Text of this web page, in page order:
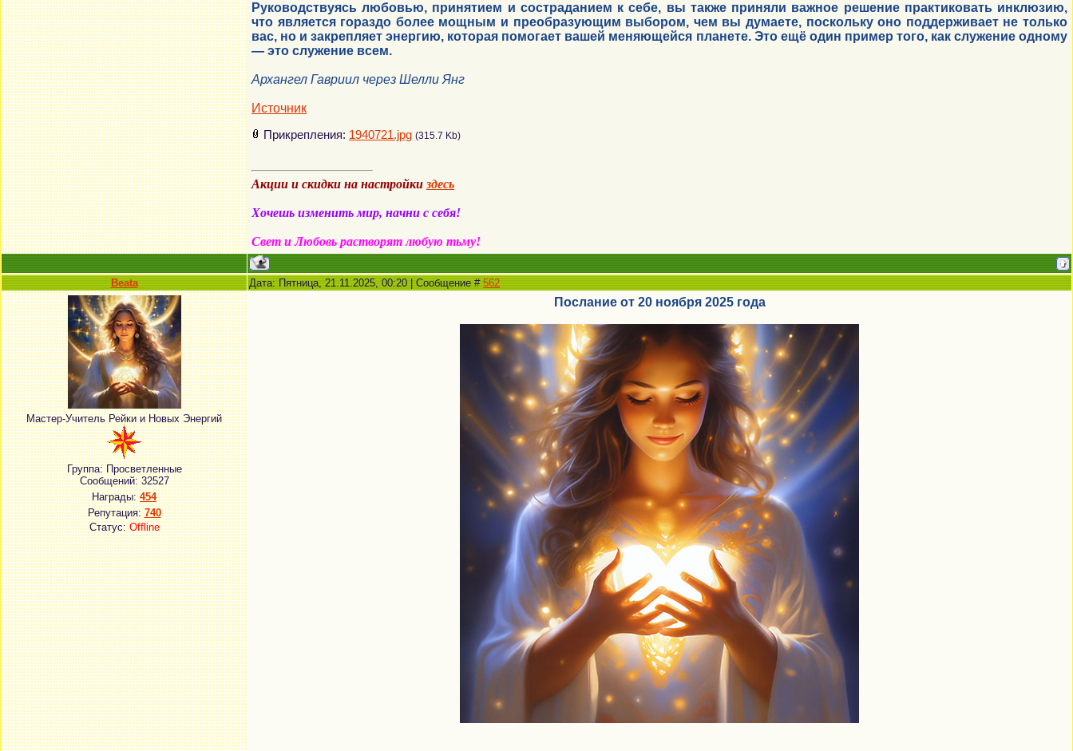
Руководствуясь любовью, принятием и состраданием к себе, вы также приняли важное решение практиковать инклюзию,
что является гораздо более мощным и преобразующим выбором, чем вы думаете, поскольку оно поддерживает не только
вас, но и закрепляет энергию, которая помогает вашей меняющейся планете. Это ещё один пример того, как служение одному
— это служение всем.
Архангел Гавриил через Шелли Янг
Источник
Прикрепления: 1940721.jpg (315.7 Kb)
Акции и скидки на настройки здесь
Хочешь изменить мир, начни с себя!
Свет и Любовь растворят любую тьму!
Beata Дата: Пятница, 21.11.2025, 00:20 | Сообщение # 562
Мастер-Учитель Рейки и Новых Энергий
Группа: Просветленные
Сообщений:32527
Награды:454
Репутация:740
Статус:Offline
Послание от 20 ноября 2025 года